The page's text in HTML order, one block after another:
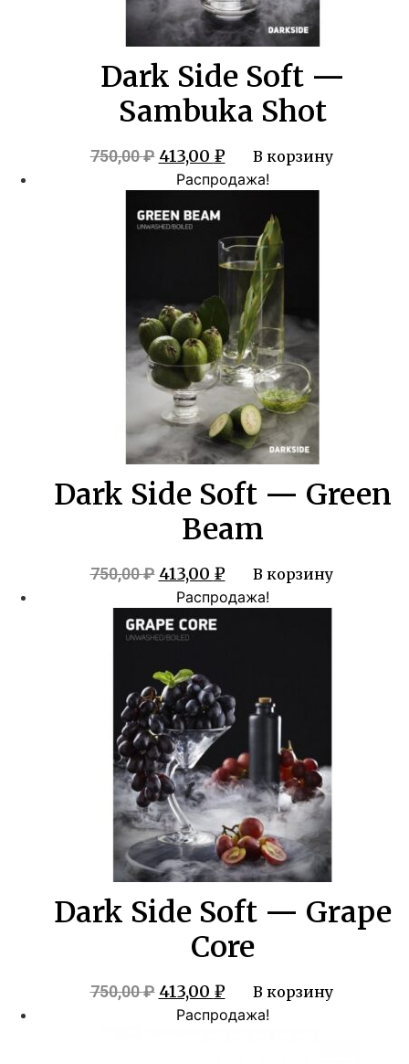
Dark Side Soft —
Sambuka Shot
750,00₽ Первоначальная
цена
составляла
750,00 ₽.
413,00 ₽Текущая
цена:
В корзину
Распродажа!
Dark Side Soft — Green
Beam
750,00₽ Первоначальная
цена
составляла
750,00 ₽.
413,00 ₽Текущая
цена:
В корзину
Распродажа!
Dark Side Soft — Grape
Core
750,00₽ Первоначальная
цена
413,00 ₽Текущая
цена:
В корзину
Распродажа!